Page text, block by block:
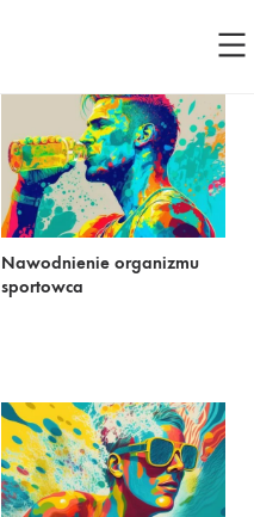
Nawodnienie organizmu
sportowca